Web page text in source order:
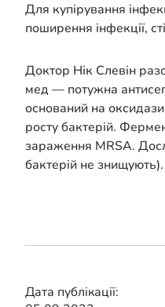
Для купірування
поширення інфекції,
Доктор Нік Слевін
мед — потужна
оснований на
росту бактерій.
зараження MRSA.
бактерій не знищують).
Дата публікації: